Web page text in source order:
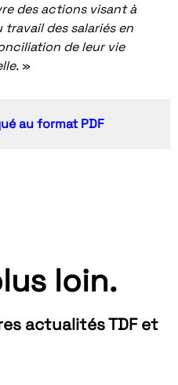
des actions visant à
des salariés en
de leur vie
»
au format PDF
loin.
actualités TDF et